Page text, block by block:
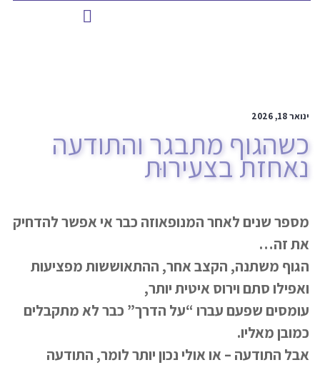
ינואר 18, 2026
כשהגוף מתבגר והתודעה
נאחזת בצעירוּת
מספר שנים לאחר המנופאוזה כבר אי אפשר להדחיק
את זה…
הגוף משתנה, הקצב אחר, ההתאוששות מפציעות
ואפילו סתם וירוס איטית יותר,
עומסים שפעם עברו “על הדרך” כבר לא מתקבלים
כמובן מאליו.
אבל התודעה – או אולי נכון יותר לומר, התודעה